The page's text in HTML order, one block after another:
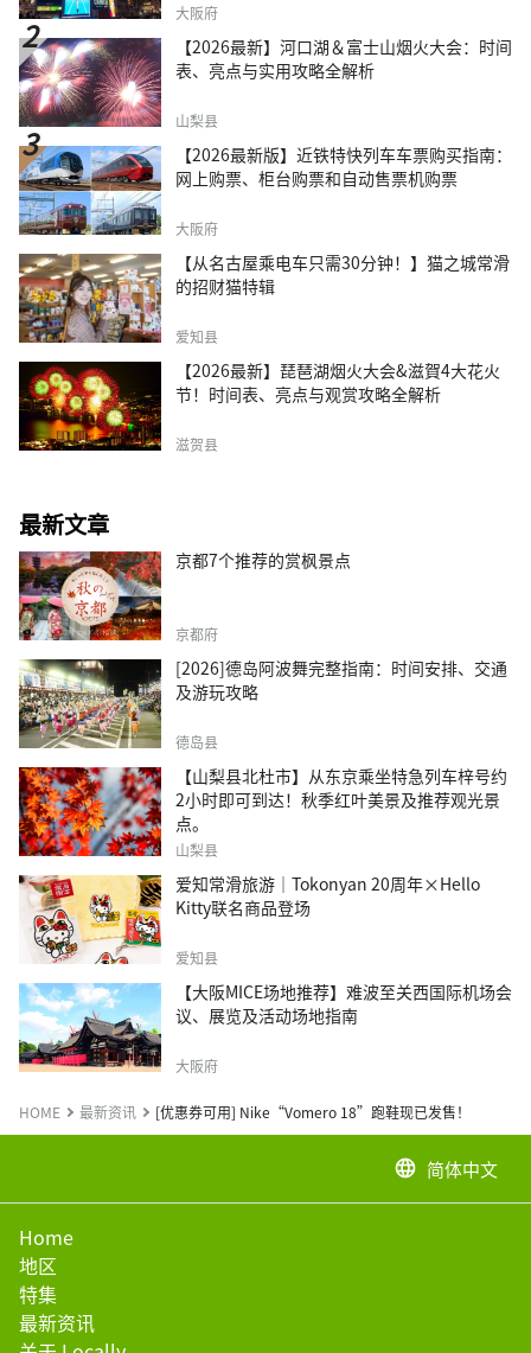
大阪府
【2026最新】河口湖＆富士山烟火大会：时间
表、亮点与实用攻略全解析
山梨县
【2026最新版】近铁特快列车车票购买指南：
网上购票、柜台购票和自动售票机购票
大阪府
【从名古屋乘电车只需30分钟！】猫之城常滑
的招财猫特辑
爱知县
【2026最新】琵琶湖烟火大会&滋賀4大花火
节！时间表、亮点与观赏攻略全解析
滋贺县
最新文章
京都7个推荐的赏枫景点
京都府
[2026]德岛阿波舞完整指南：时间安排、交通
及游玩攻略
德岛县
【山梨县北杜市】从东京乘坐特急列车梓号约
2小时即可到达！秋季红叶美景及推荐观光景
点。
山梨县
爱知常滑旅游｜Tokonyan 20周年×Hello
Kitty联名商品登场
爱知县
【大阪MICE场地推荐】难波至关西国际机场会
议、展览及活动场地指南
大阪府
HOME 最新资讯 [优惠券可用] Nike“Vomero 18”跑鞋现已发售！
language 简体中文
Home
地区
特集
最新资讯